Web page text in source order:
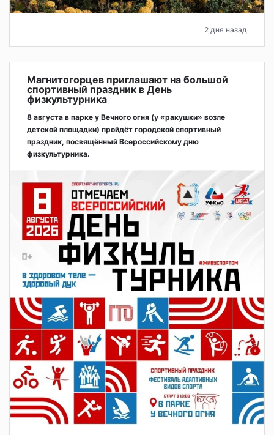
2 дня назад
Магнитогорцев приглашают на большой
спортивный праздник в День
физкультурника
8 августа в парке у Вечного огня (у «ракушки» возле
детской площадки) пройдёт городской спортивный
праздник, посвящённый Всероссийскому дню
физкультурника.